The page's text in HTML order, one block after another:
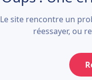
Le site rencontre un
réessayer, ou